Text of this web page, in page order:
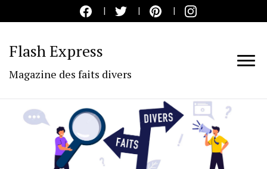
Flash Express
Magazine des faits divers